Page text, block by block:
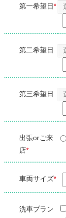
第一希望日*
第二希望日
第三希望日
出張orご来
店*
車両サイズ*
洗車プラン